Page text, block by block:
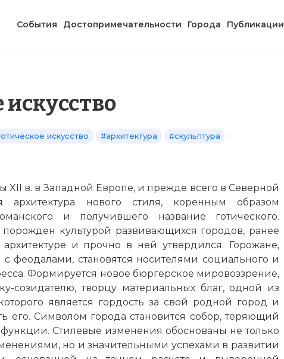
События Достопримечательности Города Публикации
искусство
искусство #архитектура
#скульптура
XII в. в Западной Европе, и прежде всего в Северной
архитектура нового стиля, коренным образом
и получившего название готического.
культурой развивающихся городов, ранее
архитектуре и прочно в ней утвердился. Горожане,
феодалами, становятся носителями социального и
Формируется новое бюргерское мировоззрение,
созидателю, творцу материальных благ, одной из
является гордость за свой родной город и
его. Символом города становится собор, теряющий
Стилевые изменения обоснованы не только
но и значительными успехами в развитии